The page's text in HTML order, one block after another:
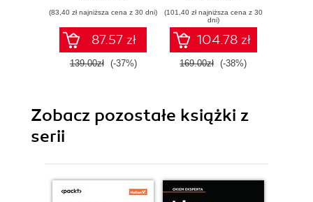
(83,40 zł najniższa cena z 30 dni)
87.57 zł
139.00zł (-37%)
Blazor, .NET
MAUI, gRPC,
GraphQL i innych
zaawansowanych
technologiach
(101,40 zł najniższa cena z 30
dni)
104.78 zł
169.00zł (-38%)
Zobacz pozostałe książki z
serii